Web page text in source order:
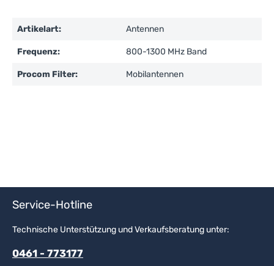
Artikelart: Antennen
Frequenz: 800-1300 MHz Band
Procom Filter: Mobilantennen
Service-Hotline
Technische Unterstützung und Verkaufsberatung unter:
0461 - 773177